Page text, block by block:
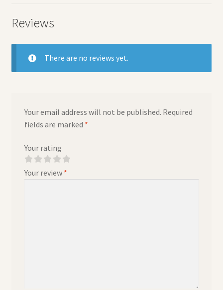
Reviews
There are no reviews yet.
Your email address will not be published. Required
fields are marked *
Your rating
Your review *